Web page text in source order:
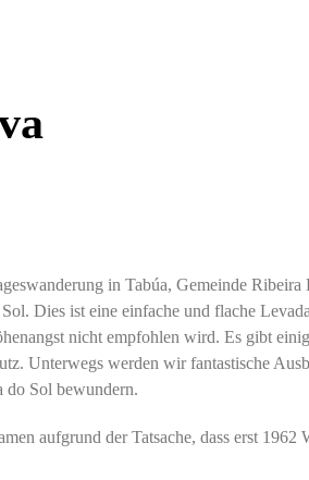
in Tabúa, Gemeinde Ribeira
Dies ist eine einfache und flache
nicht empfohlen wird. Es gibt
Unterwegs werden wir fantastische
do Sol bewundern.
aufgrund der Tatsache, dass erst 1962